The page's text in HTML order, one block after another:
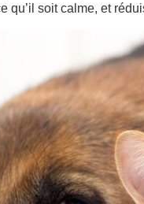
qu’il soit calme, et